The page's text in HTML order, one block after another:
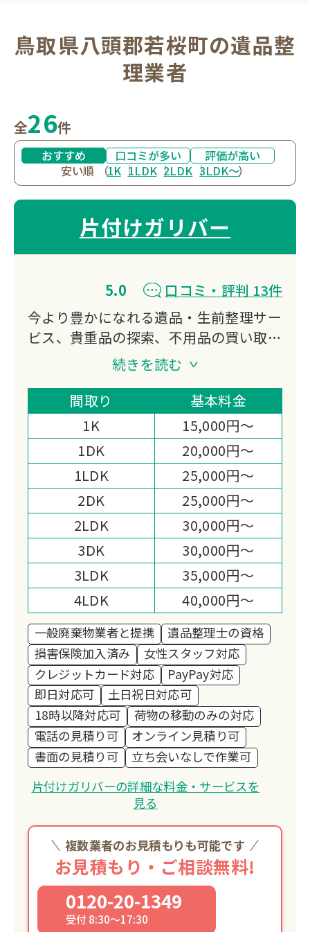
鳥取県八頭郡若桜町の遺品整
理業者
全26件
おすすめ 口コミが多い
評価が高い
安い順
（1K 1LDK 2LDK 3LDK〜）
片付けガリバー
5.0
口コミ・評判 13件
今より豊かになれる遺品・生前整理サー
ビス、貴重品の探索、不用品の買い取
り、特殊清掃、ゴミ屋敷対応などをご提
供する会社になります。
私たち片付けガリバーは「日本一真面目
な遺品整理業者｣である事を宣言しま
す。
続きを読む
間取り
基本料金
1K
15,000円～
1DK
20,000円～
1LDK
25,000円～
2DK
25,000円～
2LDK
30,000円～
3DK
30,000円～
3LDK
35,000円～
4LDK
40,000円～
一般廃棄物業者と提携
遺品整理士の資格
損害保険加入済み
女性スタッフ対応
クレジットカード対応
PayPay対応
即日対応可
土日祝日対応可
18時以降対応可
荷物の移動のみの対応
電話の見積り可
オンライン見積り可
書面の見積り可
立ち会いなしで作業可
片付けガリバーの詳細な料金・サービスを
見る
複数業者のお見積もりも可能です
お見積もり・ご相談無料!
0120-20-1349
受付 8:30～17:30